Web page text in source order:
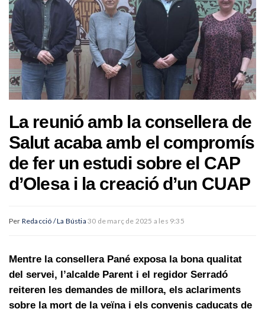
La reunió amb la consellera de
Salut acaba amb el compromís
de fer un estudi sobre el CAP
d’Olesa i la creació d’un CUAP
Per Redacció / La Bústia 30 de març de 2025 a les 9:35
Mentre la consellera Pané exposa la bona qualitat
del servei, l’alcalde Parent i el regidor Serradó
reiteren les demandes de millora, els aclariments
sobre la mort de la veïna i els convenis caducats de